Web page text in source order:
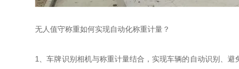
无人值守称重如何实现自动化称重计量？
1、车牌识别相机与称重计量结合，实现车辆的自动识别、